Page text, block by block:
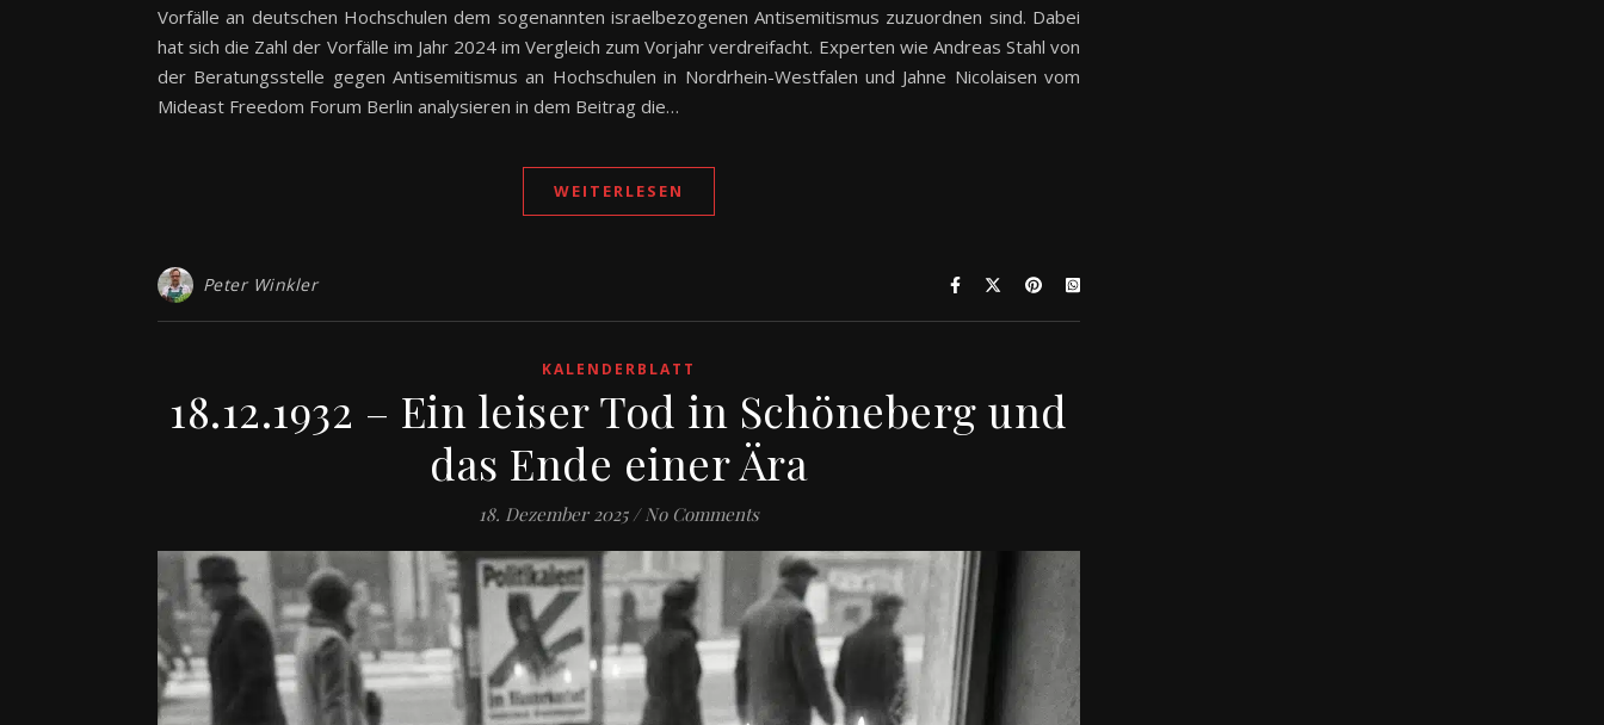
Vorfälle an deutschen Hochschulen dem sogenannten israelbezogenen Antisemitismus zuzuordnen sind. Dabei
hat sich die Zahl der Vorfälle im Jahr 2024 im Vergleich zum Vorjahr verdreifacht. Experten wie Andreas Stahl von
der Beratungsstelle gegen Antisemitismus an Hochschulen in Nordrhein-Westfalen und Jahne Nicolaisen vom
Mideast Freedom Forum Berlin analysieren in dem Beitrag die…
WEITERLESEN
Peter Winkler
KALENDERBLATT
18.12.1932 – Ein leiser Tod in Schöneberg und
das Ende einer Ära
18. Dezember 2025 / No Comments